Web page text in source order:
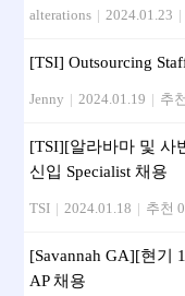
alterations | 2024.01.23 |
[TSI] Outsourcing
Jenny | 2024.01.19 | 추
[TSI][알라바마 및 사
신입 Specialist 채용
TSI | 2024.01.18 | 추천 0
[Savannah GA][현기
AP 채용